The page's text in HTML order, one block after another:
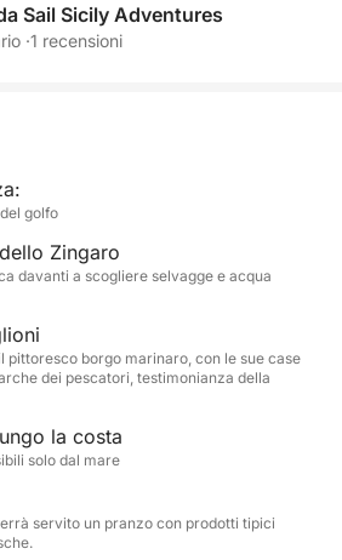
lungo la costa nord, con
Villa Igiea, raffinato
turchesi e la spiaggia
potrai rilassarti e goderti il mare
in acque cristalline, momenti
sul territorio.
un pranzo a base di prodotti
da bevande fresche,
con i sapori autentici
coppie, famiglie e piccoli
gusto e bellezza.
Sail Sicily Adventures
·1 recensioni
golfo
Zingaro
davanti a scogliere selvagge e acqua
pittoresco borgo marinaro, con le sue case
dei pescatori, testimonianza della
la costa
solo dal mare
servito un pranzo con prodotti tipici